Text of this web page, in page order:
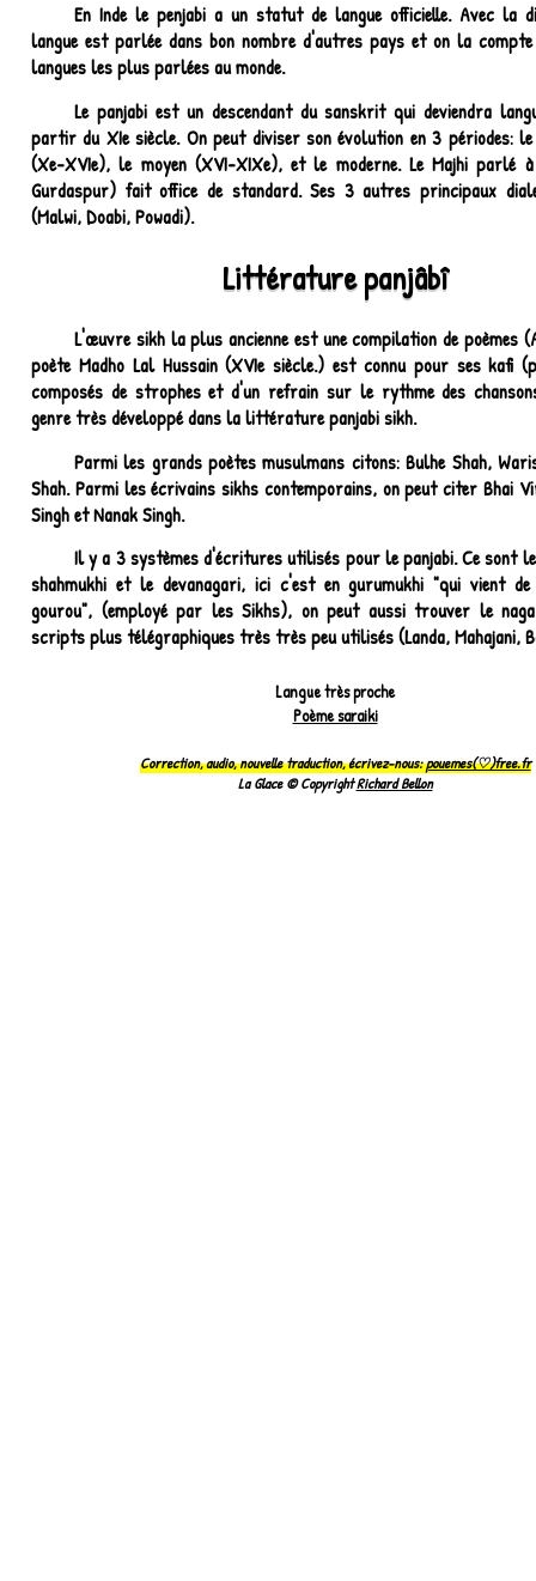
En Inde le penjabi a un statut de langue officielle. Avec la
langue est parlée dans bon nombre d'autres pays et on la
langues les plus parlées au monde.
Le panjabi est un descendant du sanskrit qui deviendra
partir du XIe siècle. On peut diviser son évolution en 3 périodes: le
(Xe-XVIe), le moyen (XVI-XIXe), et le moderne. Le Majhi parlé
Gurdaspur) fait office de standard. Ses 3 autres principaux
(Malwi, Doabi, Powadi).
Littérature panjâbî
L'œuvre sikh la plus ancienne est une compilation de poèmes
poète Madho Lal Hussain (XVIe siècle.) est connu pour ses kafi
composés de strophes et d'un refrain sur le rythme des
genre très développé dans la littérature panjabi sikh.
Parmi les grands poètes musulmans citons: Bulhe Shah,
Shah. Parmi les écrivains sikhs contemporains, on peut citer Bhai
Singh et Nanak Singh.
Il y a 3 systèmes d'écritures utilisés pour le panjabi. Ce sont
shahmukhi et le devanagari, ici c'est en gurumukhi "qui vient
gourou", (employé par les Sikhs), on peut aussi trouver le
scripts plus télégraphiques très très peu utilisés (Landa, Mahajani,
Langue très proche
Poème saraiki
Correction, audio, nouvelle traduction, écrivez-nous:pouemes(♡)free.fr
La Glace © CopyrightRichard Bellon